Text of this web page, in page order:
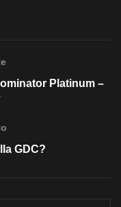
Platinum –
GDC?